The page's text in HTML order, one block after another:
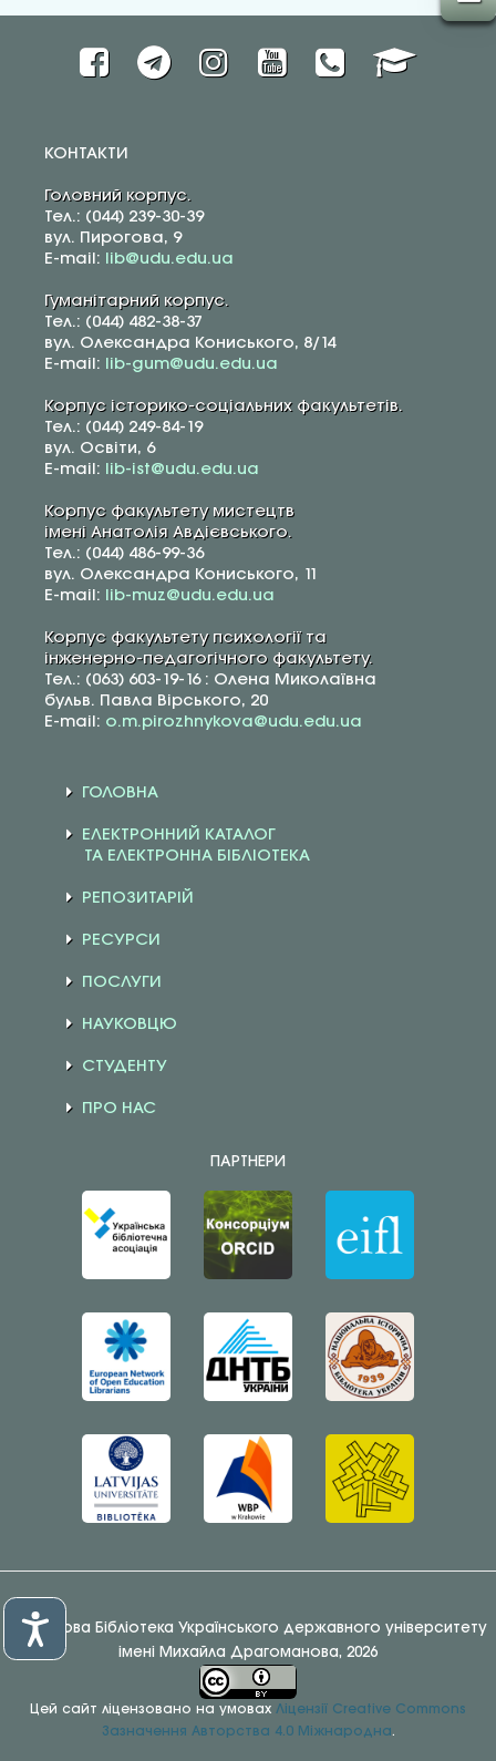
КОНТАКТИ
Головний корпус.
Тел.: (044) 239-30-39
вул. Пирогова, 9
E-mail:
lib@udu.edu.ua
Гуманітарний корпус.
Тел.: (044) 482-38-37
вул. Олександра Кониського, 8/14
E-mail:
lib-gum@udu.edu.ua
Корпус історико-соціальних факультетів.
Тел.: (044) 249-84-19
вул. Освіти, 6
E-mail:
lib-ist@udu.edu.ua
Корпус факультету мистецтв
імені Анатолія Авдієвського.
Тел.: (044) 486-99-36
вул. Олександра Кониського, 11
E-mail:
lib-muz@udu.edu.ua
Корпус факультету психології та
інженерно-педагогічного факультету.
Тел.: (063) 603-19-16 : Олена Миколаївна
бульв. Павла Вірського, 20
E-mail: o.m.pirozhnykova@udu.edu.ua
ГОЛОВНА
ЕЛЕКТРОННИЙ КАТАЛОГ
ТА ЕЛЕКТРОННА БІБЛІОТЕКА
РЕПОЗИТАРІЙ
РЕСУРСИ
ПОСЛУГИ
НАУКОВЦЮ
СТУДЕНТУ
ПРО НАС
ПАРТНЕРИ
© Наукова Бібліотека Українського державного університету
імені Михайла Драгоманова, 2026
Цей сайт ліцензовано на умовах Ліцензії Creative Commons
Зазначення Авторства 4.0 Міжнародна.